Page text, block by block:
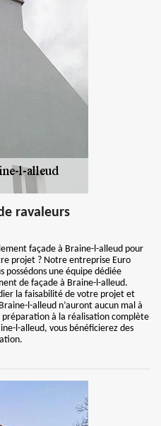
ravaleurs
façade à Braine-l-alleud pour
projet ? Notre entreprise Euro
possédons une équipe dédiée
de façade à Braine-l-alleud.
la faisabilité de votre projet et
l-alleud n’auront aucun mal à
à la réalisation complète
l-alleud, vous bénéficierez des